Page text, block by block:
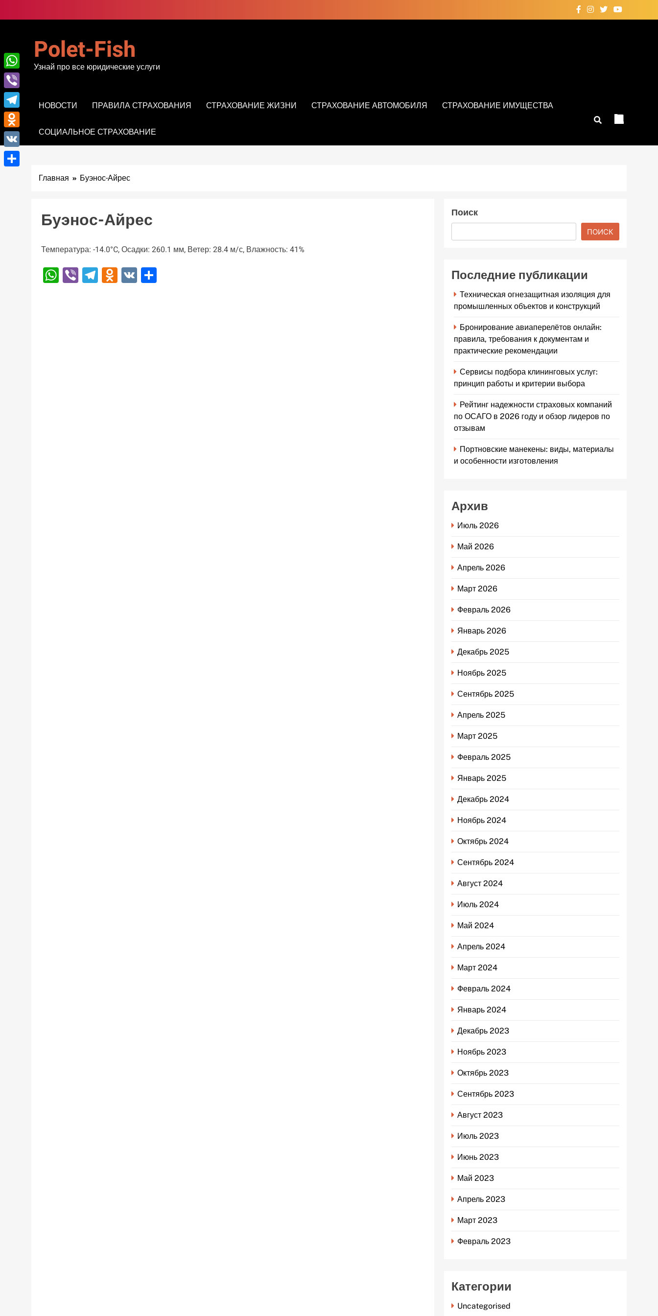
к
Polet-Fish
Узнай про все юридические услуги
НОВОСТИ ПРАВИЛА СТРАХОВАНИЯ СТРАХОВАНИЕ ЖИЗНИ СТРАХОВАНИЕ АВТОМОБИЛЯ СТРАХОВАНИЕ ИМУЩЕСТВА
СОЦИАЛЬНОЕ СТРАХОВАНИЕ
Главная Буэнос-Айрес
Буэнос-Айрес
Температура: -14.0°C, Осадки: 260.1 мм, Ветер: 28.4 м/с, Влажность: 41%
WhatsApp
ViberTelegram
Odnoklassniki
VK
Поиск
ПОИСК
Последние публикации
Техническая огнезащитная изоляция для
промышленных объектов и конструкций
Бронирование авиаперелётов онлайн:
правила, требования к документам и
практические рекомендации
Сервисы подбора клининговых услуг:
принцип работы и критерии выбора
Рейтинг надежности страховых компаний
по ОСАГО в 2026 году и обзор лидеров по
отзывам
Портновские манекены: виды, материалы
и особенности изготовления
Архив
Июль 2026
Май 2026
Апрель 2026
Март 2026
Февраль 2026
Январь 2026
Декабрь 2025
Ноябрь 2025
Сентябрь 2025
Апрель 2025
Март 2025
Февраль 2025
Январь 2025
Декабрь 2024
Ноябрь 2024
Октябрь 2024
Сентябрь 2024
Август 2024
Июль 2024
Май 2024
Апрель 2024
Март 2024
Февраль 2024
Январь 2024
Декабрь 2023
Ноябрь 2023
Октябрь 2023
Сентябрь 2023
Август 2023
Июль 2023
Июнь 2023
Май 2023
Апрель 2023
Март 2023
Февраль 2023
Категории
Uncategorised
WhatsApp
Viber
Telegram
Odnoklassniki
VK
Отправить